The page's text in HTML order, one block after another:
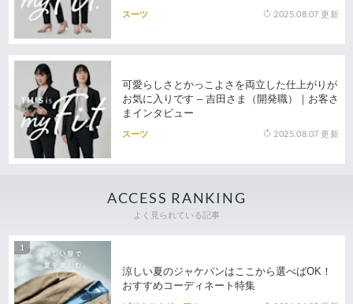
スーツ 2025.08.07 更新
可愛らしさとかっこよさを両立した仕上がりが
お気に入りです – 吉田さま（開発職）｜お客さ
まインタビュー
スーツ 2025.08.07 更新
ACCESS RANKING
よく見られている記事
涼しい夏のジャケパンはここから選べばOK！
おすすめコーディネート特集